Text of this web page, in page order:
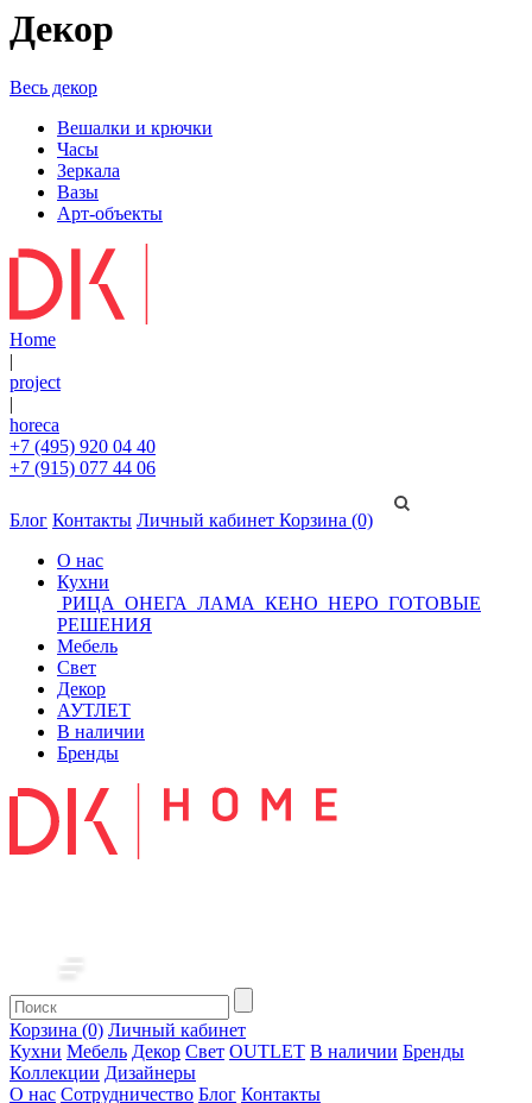
Декор
Весь декор
Вешалки и крючки
Часы
Зеркала
Вазы
Арт-объекты
Home
|
project
|
horeca
+7 (495) 920 04 40
+7 (915) 077 44 06
Блог Контакты Личный кабинет Корзина (0)
О нас
Кухни
РИЦА ОНЕГА ЛАМА КЕНО НЕРО ГОТОВЫЕ
РЕШЕНИЯ
Мебель
Свет
Декор
АУТЛЕТ
В наличии
Бренды
Корзина (0) Личный кабинет
Кухни Мебель Декор Свет OUTLET В наличии Бренды
Коллекции Дизайнеры
О нас Сотрудничество Блог Контакты